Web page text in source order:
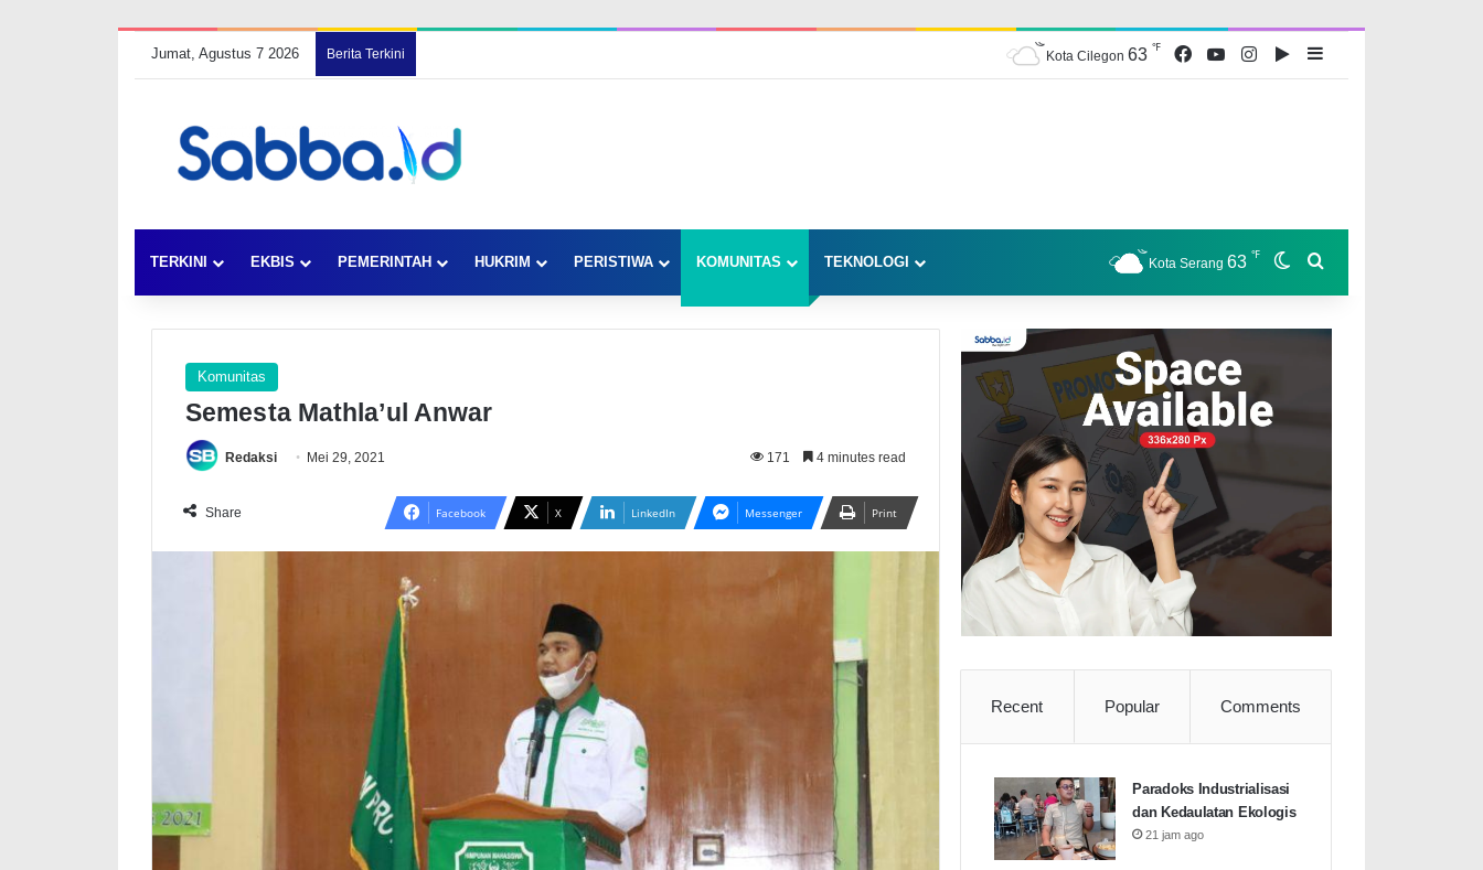
Jumat, Agustus 7 2026 Berita Terkini Kota Cilegon 63 ℉ Facebook
YouTubeInstagramGoogle Play
Sidebar
TERKINI EKBIS PEMERINTAH HUKRIM PERISTIWA KOMUNITAS TEKNOLOGI Kota Serang 63 ℉ Switch skin
Komunitas
Semesta Mathla’ul Anwar
Redaksi Mei 29, 2021 171 4 minutes read
Share Facebook X LinkedIn Messenger Print
Recent Popular Comments
Paradoks Industrialisasi
dan Kedaulatan Ekologis
21 jam ago